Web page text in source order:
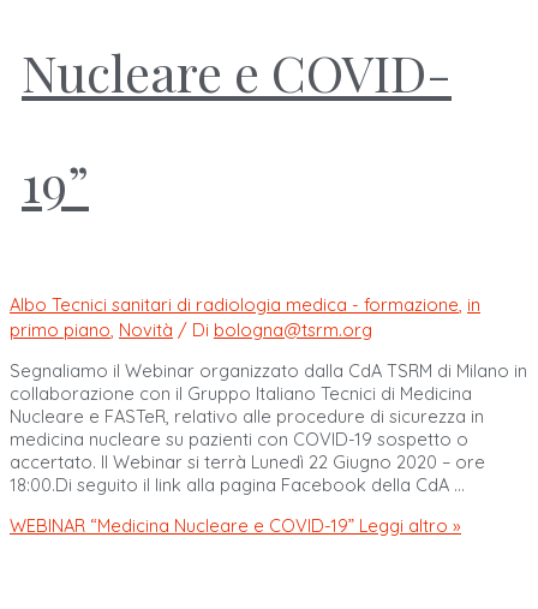
Nucleare e COVID-
19”
Albo Tecnici sanitari di radiologia medica - formazione, in
primo piano, Novità / Di bologna@tsrm.org
Segnaliamo il Webinar organizzato dalla CdA TSRM di Milano in
collaborazione con il Gruppo Italiano Tecnici di Medicina
Nucleare e FASTeR, relativo alle procedure di sicurezza in
medicina nucleare su pazienti con COVID-19 sospetto o
accertato. Il Webinar si terrà Lunedì 22 Giugno 2020 – ore
18:00.Di seguito il link alla pagina Facebook della CdA …
WEBINAR “Medicina Nucleare e COVID-19” Leggi altro »